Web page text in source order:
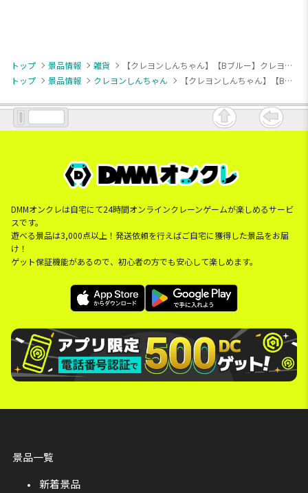
トップ 景品情報 雑貨
【クレヨンしんちゃん】【Bブルー】クレヨンしんちゃん Push！がクセになるクレーンゲーム風コインケース〜ゲットだゾ！ふわふわシロクッション〜
トップ
景品情報 クレヨンしんちゃん 【クレヨンしんちゃん】【Bブルー】クレヨンしんちゃん Push！がクセになるクレーンゲーム風コインケース〜ゲットだゾ！ふわふわシロクッション〜
DMMオンクレは自宅にて24時間オンラインクレーンゲームが楽しめるサービ
スです。
遊べる景品は3,000点以上！発送依頼を行えばご自宅に獲得した景品をお届
け！
ゲット保証機能があるので、初心者の方でも安心して楽しめます。
景品一覧
新着景品